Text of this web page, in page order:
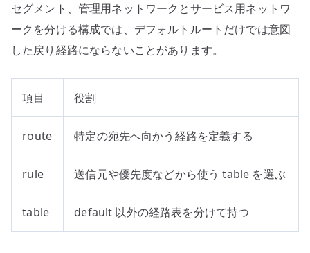
セグメント、管理用ネットワークとサービス用ネットワ
ークを分ける構成では、デフォルトルートだけでは意図
した戻り経路にならないことがあります。
項目 役割
route 特定の宛先へ向かう経路を定義する
rule 送信元や優先度などから使う table を選ぶ
table default 以外の経路表を分けて持つ